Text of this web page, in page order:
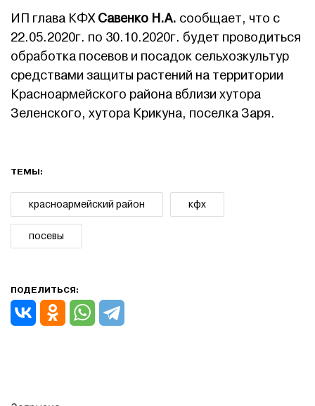
ИП глава КФХСавенко Н.А. сообщает, что с
22.05.2020г. по 30.10.2020г. будет проводиться
обработка посевов и посадок сельхозкультур
средствами защиты растений на территории
Красноармейского района вблизи хутора
Зеленского, хутора Крикуна, поселка Заря.
ТЕМЫ:
красноармейский район кфх
посевы
ПОДЕЛИТЬСЯ: